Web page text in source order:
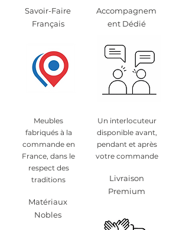
Savoir-Faire
Français
Meubles
fabriqués à la
commande en
France, dans le
respect des
traditions
Matériaux
Nobles
Accompagnem
ent Dédié
Un interlocuteur
disponible avant,
pendant et après
votre commande
Livraison
Premium